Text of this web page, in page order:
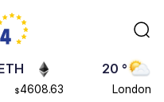
0.868816
$4608.63
20 °
London